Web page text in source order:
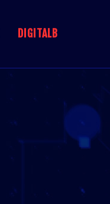
DIGITALB